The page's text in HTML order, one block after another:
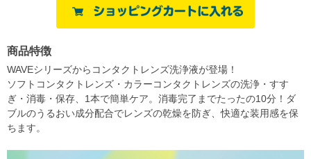
商品特徴
WAVEシリーズからコンタクトレンズ洗浄液が登場！
ソフトコンタクトレンズ・カラーコンタクトレンズの洗浄・すす
ぎ・消毒・保存、1本で簡単ケア。消毒完了までたったの10分！ダ
ブルのうるおい成分配合でレンズの乾燥を防ぎ、快適な装用感を保
ちます。